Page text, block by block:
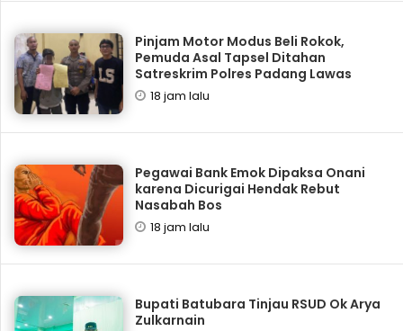
Pinjam Motor Modus Beli Rokok,
Pemuda Asal Tapsel Ditahan
Satreskrim Polres Padang Lawas
18 jam lalu
Pegawai Bank Emok Dipaksa Onani
karena Dicurigai Hendak Rebut
Nasabah Bos
18 jam lalu
Bupati Batubara Tinjau RSUD Ok Arya
Zulkarnain